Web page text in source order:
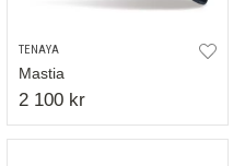
TENAYA
Mastia
2 100 kr